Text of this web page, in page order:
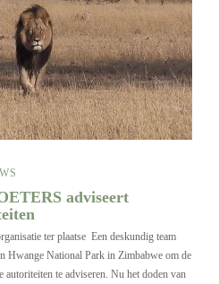
adviseert
ter plaatse Een deskundig team
Hwange National Park in Zimbabwe om de
autoriteiten te adviseren. Nu het doden van